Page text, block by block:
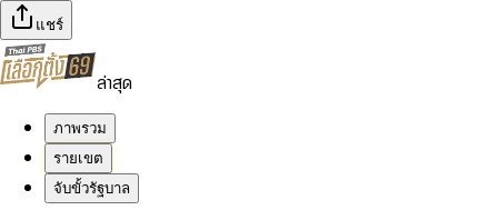
แชร์
ล่าสุด
ภาพรวม
รายเขต
จับขั้วรัฐบาล